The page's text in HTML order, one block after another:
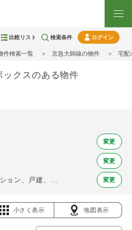
比較リスト 検索条件 ログイン
件検索一覧 京急大師線の物件 宅配
クスのある物件
変更
変更
変更
小さく表示 地図表示